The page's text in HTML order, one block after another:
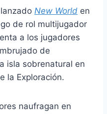
New World en
de rol multijugador
a los jugadores
de
isla sobrenatural en
la Exploración.
naufragan en